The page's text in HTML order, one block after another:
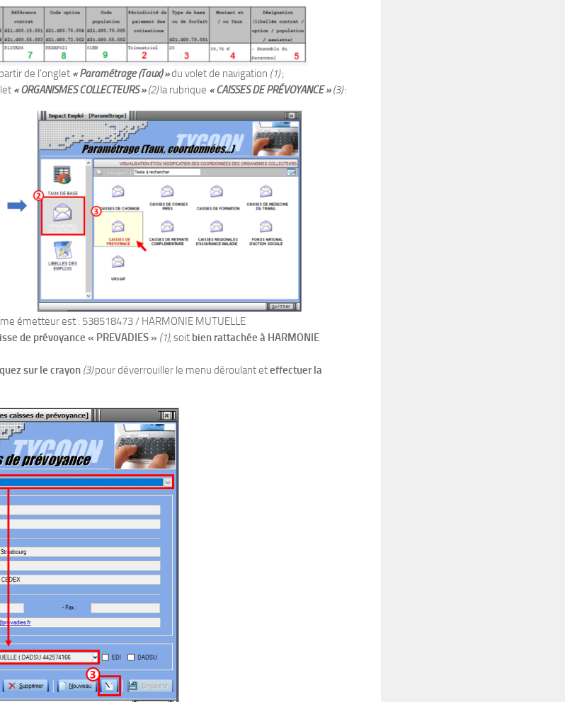
de l’onglet « Paramétrage (Taux) »du volet de navigation (1);
« ORGANISMES COLLECTEURS » (2)la rubrique « CAISSES DE PRÉVOYANCE » (3):
émetteur est : 538518473 / HARMONIE MUTUELLE
de prévoyance « PREVADIES » (1), soit bien rattachée à HARMONIE
sur le crayon (3)pour déverrouiller le menu déroulant eteffectuer la